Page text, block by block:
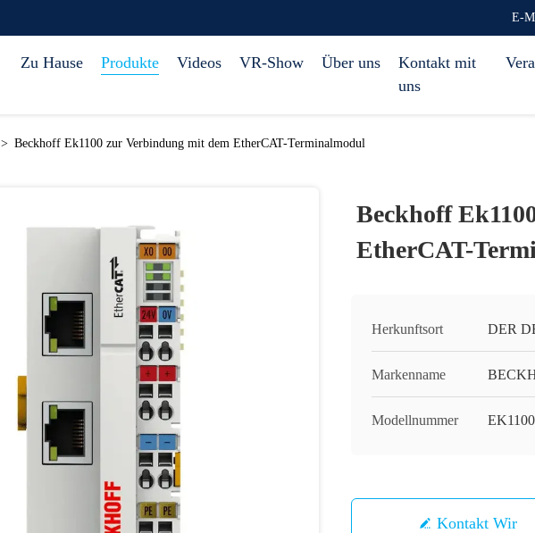
E-
Zu Hause Produkte Videos VR-Show Über uns
Kontakt mit
uns
> Beckhoff Ek1100 zur Verbindung mit dem EtherCAT-Terminalmodul
Beckhoff
EtherCAT-
Herkunftsort DER
Markenname
Modellnummer EK1100
Kontakt Wir